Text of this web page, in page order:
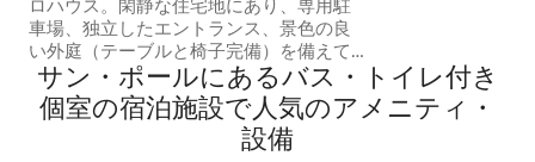
ロハウス。閑静な住宅地にあり、専用駐
車場、独立したエントランス、景色の良
い外庭（テーブルと椅子完備）を備えて
います。 市内中心部から車で10分 設備：
ダブルベッド付きの寝室、ダイニングエ
リア、キッチン、リビングルーム、Wi-Fi
ソファベッド 子供連れのカップルに最
できます。
サン・ポールにあるバス・トイレ付き
個室の宿泊施設で人気のアメニティ・
設備